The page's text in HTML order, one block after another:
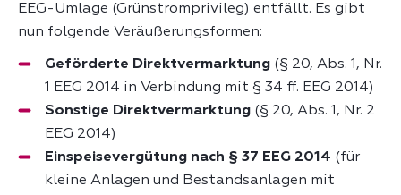
EEG-Umlage (Grünstromprivileg) entfällt. Es gibt
nun folgende Veräußerungsformen:
Geförderte Direktvermarktung (§ 20, Abs. 1, Nr.
1 EEG 2014 in Verbindung mit § 34 ff. EEG 2014)
Sonstige Direktvermarktung (§ 20, Abs. 1, Nr. 2
EEG 2014)
Einspeisevergütung nach § 37 EEG 2014 (für
kleine Anlagen und Bestandsanlagen mit